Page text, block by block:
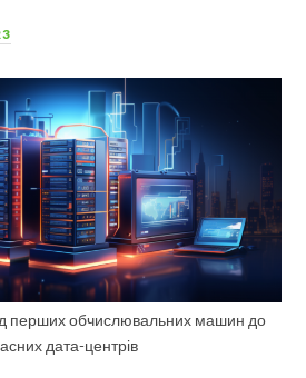
перших обчислювальних машин до
дата-центрів